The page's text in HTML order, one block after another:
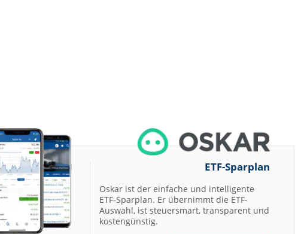
ETF-Sparplan
Oskar ist der einfache und intelligente
ETF-Sparplan. Er übernimmt die ETF-
Auswahl, ist steuersmart, transparent und
kostengünstig.